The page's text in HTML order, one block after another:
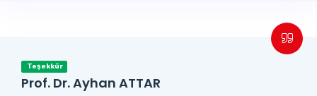
Teşekkür
Prof. Dr. Ayhan ATTAR